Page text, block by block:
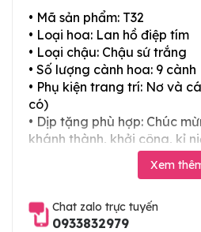
• Mã sản phẩm: T32
• Loại hoa: Lan hồ điệp tím
• Loại chậu: Chậu sứ trắng
• Số lượng cành hoa: 9 cành
• Phụ kiện trang trí: Nơ và
có)
• Dịp tặng phù hợp: Chúc
khánh thành, khởi công, kỉ
thọ, mừng cưới, tân gia và
Xem
Chat zalo trực tuyến
0933832979